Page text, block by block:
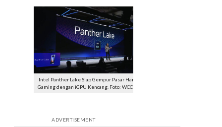
Intel Panther Lake Siap Gempur Pasar Handheld
Gaming dengan iGPU Kencang. Foto: WCCF TECH
ADVERTISEMENT